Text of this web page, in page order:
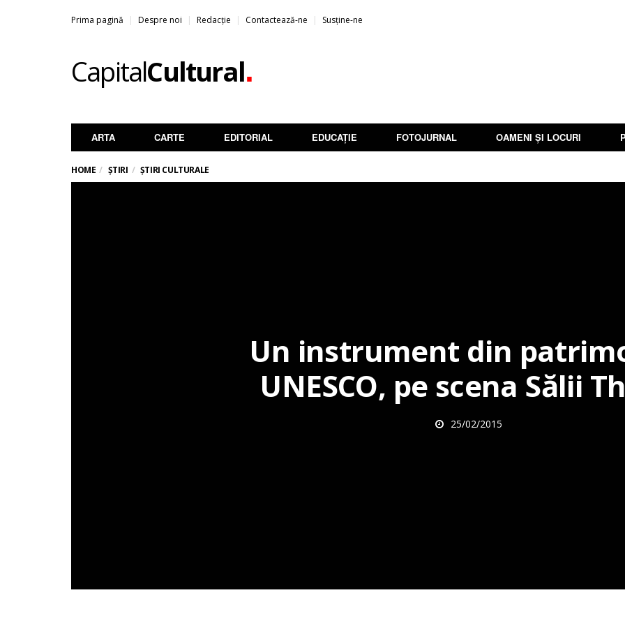
Prima pagină Despre noi Redacție Contactează-ne Susține-ne
CapitalCultural.
ARTA CARTE EDITORIAL EDUCAȚIE FOTOJURNAL OAMENI ȘI LOCURI
HOME ȘTIRI ȘTIRI CULTURALE
Un instrument din
UNESCO, pe scena Sălii
25/02/2015